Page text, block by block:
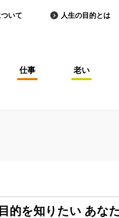
いて 人生の目的とは
仕事 老い
的を知りたい あな